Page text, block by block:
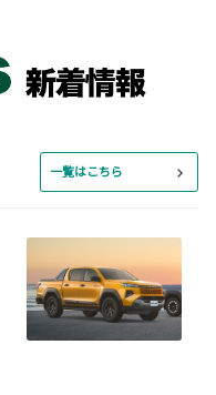
一覧はこちら